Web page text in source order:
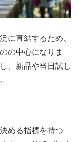
に直結するため、
の中心になりま
、新品や当日試し
める指標を持つ